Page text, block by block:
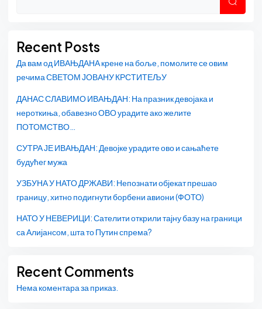
Recent Posts
Да вам од ИВАЊДАНА крене на боље, помолите се овим
речима СВЕТОМ ЈОВАНУ КРСТИТЕЉУ
ДАНАС СЛАВИМО ИВАЊДАН: На празник девојака и
нероткиња, обавезно ОВО урадите ако желите
ПОТОМСТВО…
СУТРА ЈЕ ИВАЊДАН: Девојке урадите ово и сањаћете
будућег мужа
УЗБУНА У НАТО ДРЖАВИ: Непознати објекат прешао
границу, хитно подигнути борбени авиони (ФОТО)
НАТО У НЕВЕРИЦИ: Сателити открили тајну базу на граници
са Алијансом, шта то Путин спрема?
Recent Comments
Нема коментара за приказ.